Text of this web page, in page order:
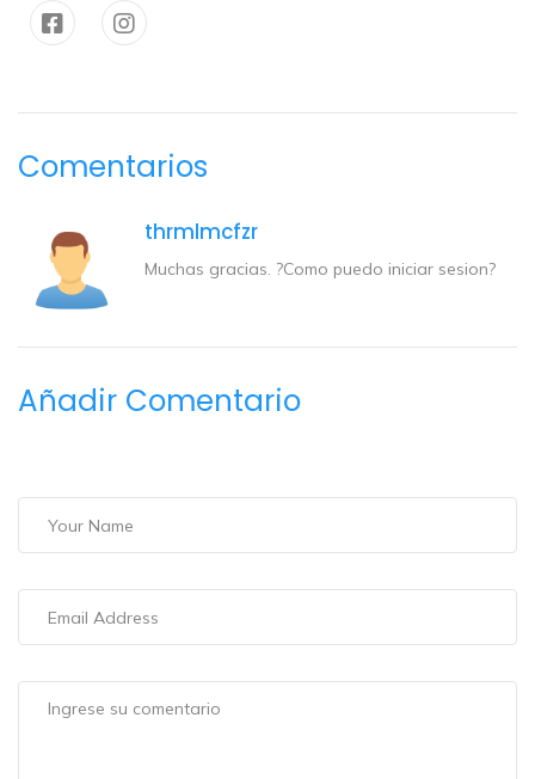
Comentarios
thrmlmcfzr
Muchas gracias. ?Como puedo iniciar sesion?
Añadir Comentario